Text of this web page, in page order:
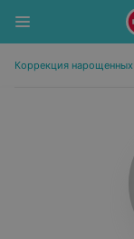
Коррекция нарощенных